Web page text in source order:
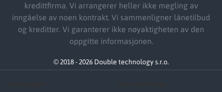
kredittfirma. Vi arrangerer heller ikke megling av
inngåelse av noen kontrakt. Vi sammenligner lånetilbud
og kreditter. Vi garanterer ikke nøyaktigheten av den
oppgitte informasjonen.
© 2018 - 2026 Double technology s.r.o.